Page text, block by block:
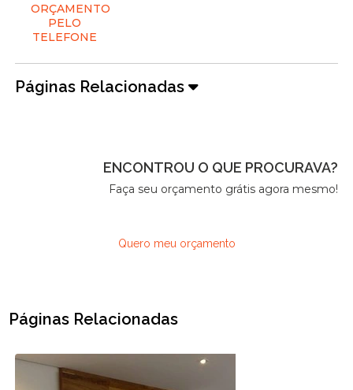
ORÇAMENTO
PELO
TELEFONE
Páginas Relacionadas
ENCONTROU O QUE PROCURAVA?
Faça seu orçamento grátis agora mesmo!
Quero meu orçamento
Páginas Relacionadas